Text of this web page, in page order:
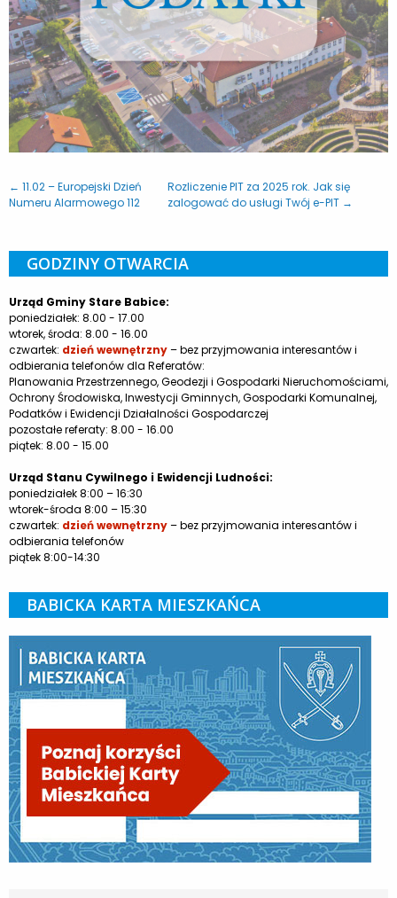
← 11.02 – Europejski Dzień
Numeru Alarmowego 112
Rozliczenie PIT za 2025 rok. Jak się
zalogować do usługi Twój e-PIT →
GODZINY OTWARCIA
Urząd Gminy Stare Babice:
poniedziałek: 8.00 - 17.00
wtorek, środa: 8.00 - 16.00
czwartek: dzień wewnętrzny– bez przyjmowania interesantów i
odbierania telefonów dla Referatów:
Planowania Przestrzennego, Geodezji i Gospodarki Nieruchomościami,
Ochrony Środowiska, Inwestycji Gminnych, Gospodarki Komunalnej,
Podatków i Ewidencji Działalności Gospodarczej
pozostałe referaty: 8.00 - 16.00
piątek: 8.00 - 15.00
Urząd Stanu Cywilnego i Ewidencji Ludności:
poniedziałek 8:00 – 16:30
wtorek-środa 8:00 – 15:30
czwartek: dzień wewnętrzny– bez przyjmowania interesantów i
odbierania telefonów
piątek 8:00-14:30
BABICKA KARTA MIESZKAŃCA